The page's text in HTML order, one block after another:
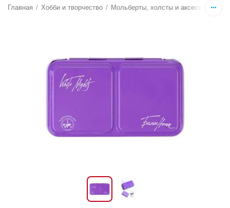
Главная / Хобби и творчество / Мольберты, холсты и аксессуары